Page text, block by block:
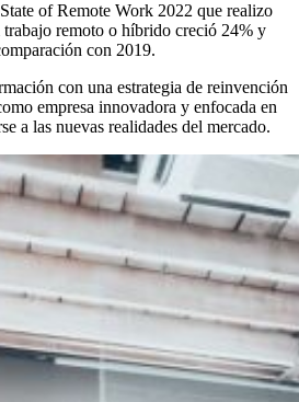
of Remote Work 2022 que realizo
trabajo remoto o híbrido creció 24% y
con 2019.
con una estrategia de reinvención
empresa innovadora y enfocada en
a las nuevas realidades del mercado.